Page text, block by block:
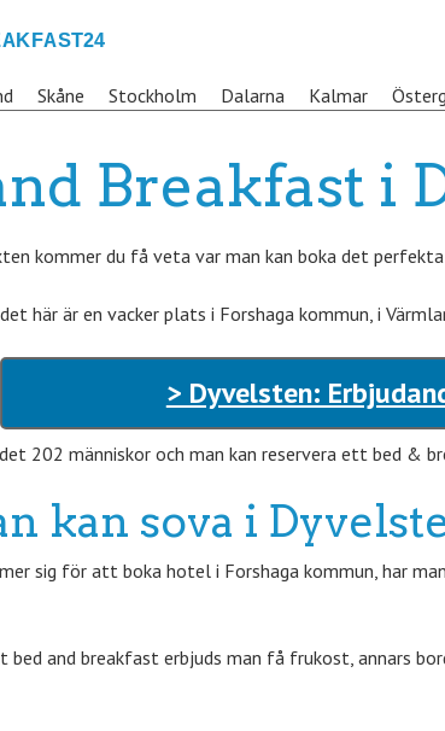
Skåne Stockholm Dalarna Kalmar
Breakfast i
kommer du få veta var man kan boka det
här är en vacker plats i Forshaga kommun, i
> Dyvelsten:
202 människor och man kan reservera ett bed &
kan sova i
sig för att boka hotel i Forshaga kommun, har
and breakfast erbjuds man få frukost, annars